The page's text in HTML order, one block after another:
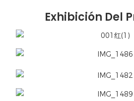
Exhibición Del